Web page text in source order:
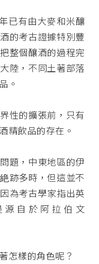
已有由大麥和米釀
的考古證據特別豐
整個釀酒的過程完
陸，不同土著部落
。
性的擴張前，只有
精飲品的存在。
題，中東地區的伊
跡多時，但這並不
為考古學家指出英
源自於阿拉伯文
怎樣的角色呢？